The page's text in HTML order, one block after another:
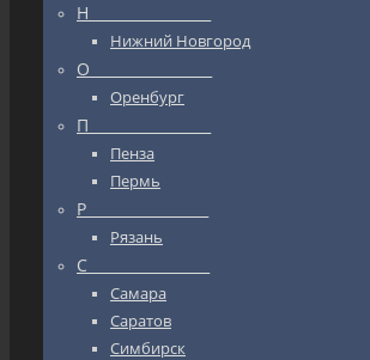
Н_________________
Нижний Новгород
О_________________
Оренбург
П_________________
Пенза
Пермь
Р_________________
Рязань
С_________________
Самара
Саратов
Симбирск